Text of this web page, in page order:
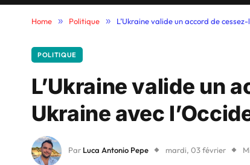
Home » Politique » L’Ukraine valide un accord de
POLITIQUE
L’Ukraine valide un
Ukraine avec
Par Luca Antonio Pepe mardi, 03 février